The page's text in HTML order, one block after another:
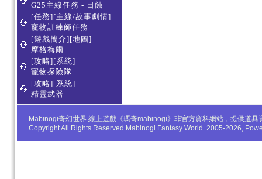
G25主線任務 - 日蝕
[任務][主線/故事劇情]
寵物訓練師任務
[遊戲簡介][地圖]
摩格梅爾
[攻略][系統]
寵物探險隊
[攻略][系統]
精靈武器
Mabinogi奇幻世界 線上遊戲《瑪奇mabinogi》非官方資料網站，提供道
Copyright All Rights Reserved Mabinogi Fantasy World. 2005-2026,